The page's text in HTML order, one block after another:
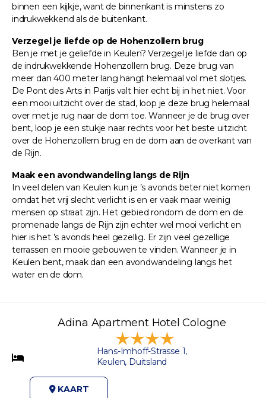
binnen een kijkje, want de binnenkant is minstens zo
indrukwekkend als de buitenkant.
Verzegel je liefde op de Hohenzollern brug
Ben je met je geliefde in Keulen? Verzegel je liefde dan op
de indrukwekkende Hohenzollern brug. Deze brug van
meer dan 400 meter lang hangt helemaal vol met slotjes.
De Pont des Arts in Parijs valt hier echt bij in het niet. Voor
een mooi uitzicht over de stad, loop je deze brug helemaal
over met je rug naar de dom toe. Wanneer je de brug over
bent, loop je een stukje naar rechts voor het beste uitzicht
over de Hohenzollern brug en de dom aan de overkant van
de Rijn.
Maak een avondwandeling langs de Rijn
In veel delen van Keulen kun je ’s avonds beter niet komen
omdat het vrij slecht verlicht is en er vaak maar weinig
mensen op straat zijn. Het gebied rondom de dom en de
promenade langs de Rijn zijn echter wel mooi verlicht en
hier is het ’s avonds heel gezellig. Er zijn veel gezellige
terrassen en mooie gebouwen te vinden. Wanneer je in
Keulen bent, maak dan een avondwandeling langs het
water en de dom.
Adina Apartment Hotel Cologne
Hans-Imhoff-Strasse 1,
Keulen, Duitsland
KAART